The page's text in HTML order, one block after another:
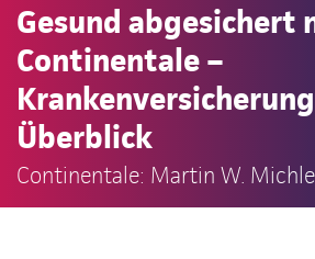
Gesund abgesichert
Continentale –
Überblick
Continentale: Martin W.